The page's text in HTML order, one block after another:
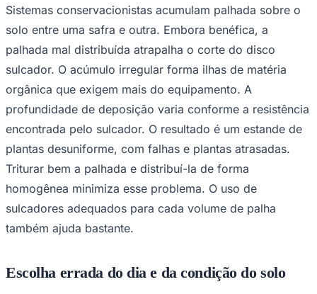
Sistemas conservacionistas acumulam palhada sobre o
solo entre uma safra e outra. Embora benéfica, a
palhada mal distribuída atrapalha o corte do disco
sulcador. O acúmulo irregular forma ilhas de matéria
orgânica que exigem mais do equipamento. A
profundidade de deposição varia conforme a resistência
encontrada pelo sulcador. O resultado é um estande de
plantas desuniforme, com falhas e plantas atrasadas.
Triturar bem a palhada e distribuí-la de forma
homogênea minimiza esse problema. O uso de
sulcadores adequados para cada volume de palha
também ajuda bastante.
Escolha errada do dia e da condição do solo